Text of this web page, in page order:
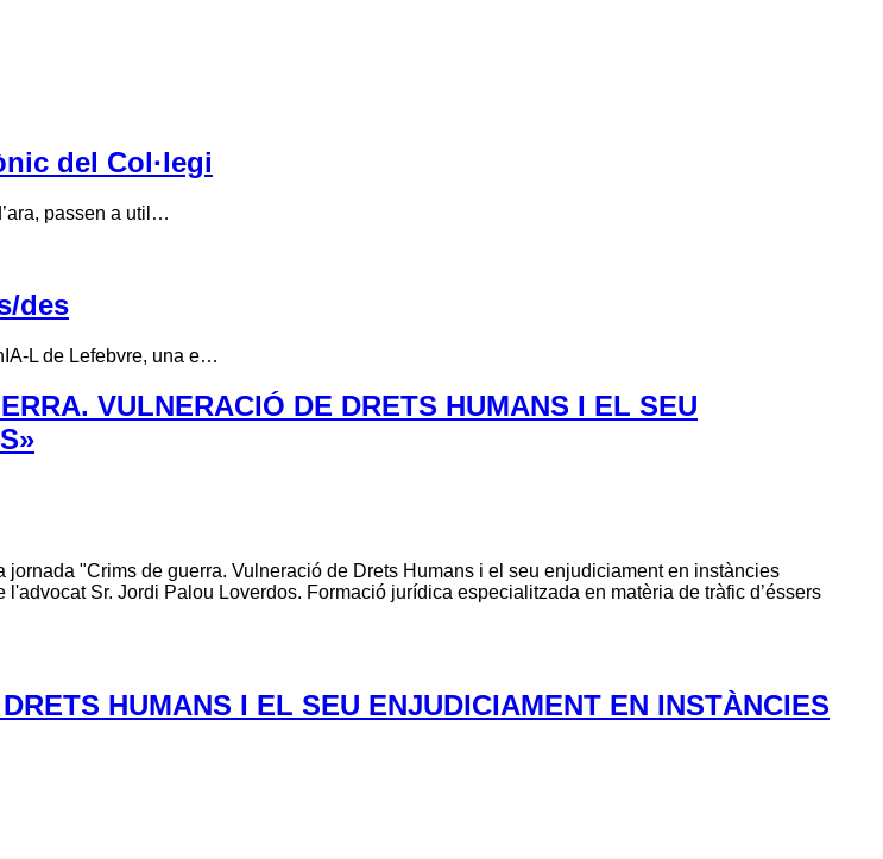
del Col·legi
passen a util…
des
L de Lefebvre, una e…
VULNERACIÓ DE DRETS HUMANS I EL SEU
"Crims de guerra. Vulneració de Drets Humans i el seu enjudiciament en instàncies
Sr. Jordi Palou Loverdos. Formació jurídica especialitzada en matèria de tràfic d’éssers
HUMANS I EL SEU ENJUDICIAMENT EN INSTÀNCIES